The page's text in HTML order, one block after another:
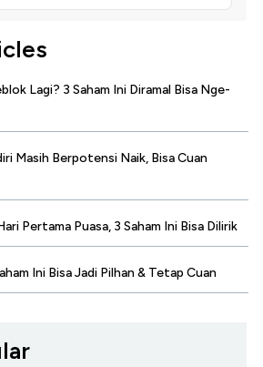
Lagi? 3 Saham Ini Diramal Bisa Nge-
Masih Berpotensi Naik, Bisa Cuan
Pertama Puasa, 3 Saham Ini Bisa Dilirik
Ini Bisa Jadi Pilhan & Tetap Cuan